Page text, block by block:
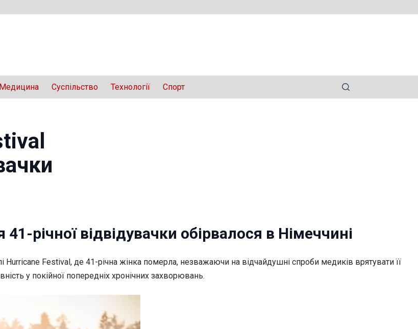
Медицина Суспільство Технології Спорт
річної відвідувачки обірвалося в Німеччині
Hurricane Festival, де 41-річна жінка померла, незважаючи на відчайдушні спроби медиків врятувати її
у покійної попередніх хронічних захворювань.